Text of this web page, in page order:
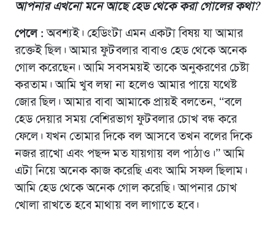
আপনার এখনো মনে আছে হেড থেকে করা গোলের কথা?
পেলে : অবশ্যই। হেডিংটা এমন একটা বিষয় যা আমার
রক্তেই ছিল। আমার ফুটবলার বাবাও হেড থেকে অনেক
গোল করেছেন। আমি সবসময়ই তাকে অনুকরণের চেষ্টা
করতাম। আমি খুব লম্বা না হলেও আমার পায়ে যথেষ্ট
জোর ছিল। আমার বাবা আমাকে প্রায়ই বলতেন, “বলে
হেড দেয়ার সময় বেশিরভাগ ফুটবলার চোখ বন্ধ করে
ফেলে। যখন তোমার দিকে বল আসবে তখন বলের দিকে
নজর রাখো এবং পছন্দ মত যায়গায় বল পাঠাও।” আমি
এটা নিয়ে অনেক কাজ করেছি এবং আমি সফল ছিলাম।
আমি হেড থেকে অনেক গোল করেছি। আপনার চোখ
খোলা রাখতে হবে মাথায় বল লাগাতে হবে।